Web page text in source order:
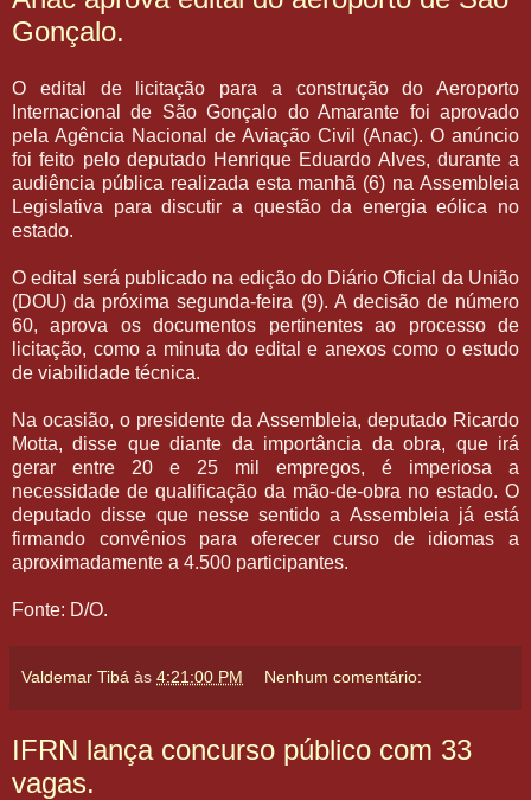
Gonçalo.
O edital de licitação para a construção do Aeroporto
Internacional de São Gonçalo do Amarante foi aprovado
pela Agência Nacional de Aviação Civil (Anac). O anúncio
foi feito pelo deputado Henrique Eduardo Alves, durante a
audiência pública realizada esta manhã (6) na Assembleia
Legislativa para discutir a questão da energia eólica no
estado.
O edital será publicado na edição do Diário Oficial da União
(DOU) da próxima segunda-feira (9). A decisão de número
60, aprova os documentos pertinentes ao processo de
licitação, como a minuta do edital e anexos como o estudo
de viabilidade técnica.
Na ocasião, o presidente da Assembleia, deputado Ricardo
Motta, disse que diante da importância da obra, que irá
gerar entre 20 e 25 mil empregos, é imperiosa a
necessidade de qualificação da mão-de-obra no estado. O
deputado disse que nesse sentido a Assembleia já está
firmando convênios para oferecer curso de idiomas a
aproximadamente a 4.500 participantes.
Fonte: D/O.
Valdemar Tibá às 4:21:00 PM Nenhum comentário:
IFRN lança concurso público com 33
vagas.